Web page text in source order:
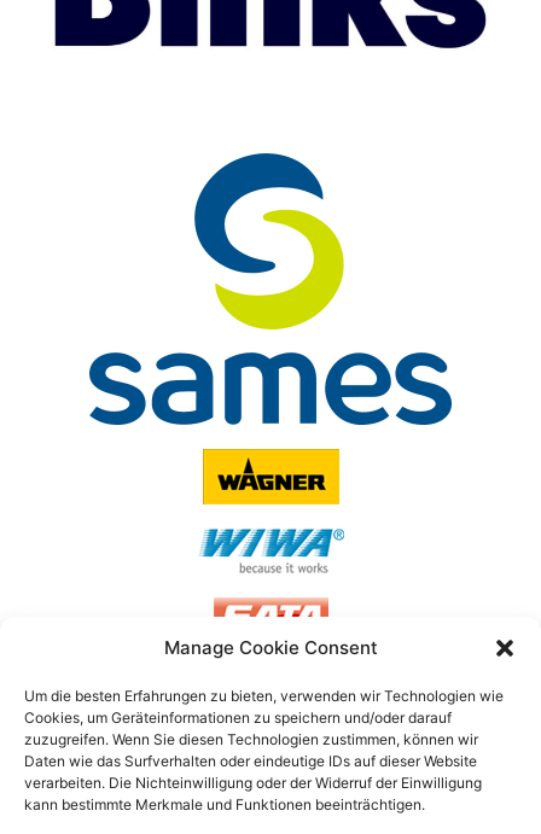
Manage Cookie Consent
Um die besten Erfahrungen zu bieten, verwenden wir Technologien wie
Cookies, um Geräteinformationen zu speichern und/oder darauf
zuzugreifen. Wenn Sie diesen Technologien zustimmen, können wir
Daten wie das Surfverhalten oder eindeutige IDs auf dieser Website
verarbeiten. Die Nichteinwilligung oder der Widerruf der Einwilligung
kann bestimmte Merkmale und Funktionen beeinträchtigen.
FLUIDSYSTEMS GMBH & CO. KG
Daimlerstraße 14A, 41564 Kaarst
+49 (0)2131/ 59632-0